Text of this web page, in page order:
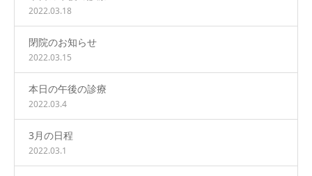
2022.03.18
閉院のお知らせ
2022.03.15
本日の午後の診療
2022.03.4
3月の日程
2022.03.1